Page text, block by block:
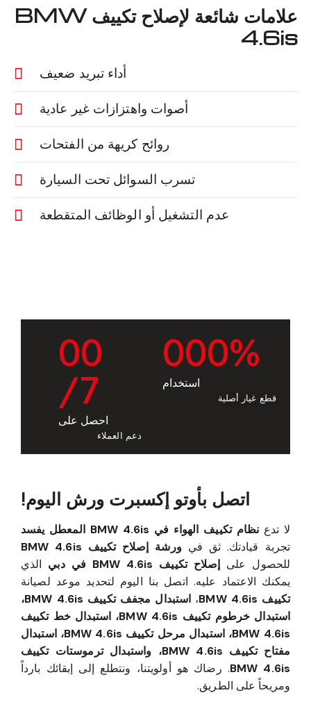
علامات شائعة لإصلاح تكييف BMW
4.6is
أداء تبريد ضعيف
أصوات واهتزازات غير عادية
روائح كريهة من الفتحات
تسرب السوائل تحت السيارة
عدم التشغيل أو الوظائف المتقطعة
000%
استخدام
قطع غيار أصلية
00
/7
احصل على
دعم العملاء
اتصل بأوتو إكسبرت ورش اليوم!
لا تدع نظام تكييف الهواء في BMW 4.6is المعطل يفسد
تجربة قيادتك. ثق فيورشة إصلاح تكييف BMW 4.6is
للحصول على إصلاح تكييف BMW 4.6is في دبي
الذي
يمكنك الاعتماد عليه. اتصل بنا اليوم لتحديد موعد لصيانة
تكييف BMW 4.6is
،
استبدال مجفف تكييف BMW 4.6is،
استبدال خرطوم تكييف BMW 4.6is، استبدال خط تكييف
BMW 4.6is، استبدال مرحل تكييف BMW 4.6is، استبدال
مفتاح تكييف BMW 4.6is، واستبدال ترموستات تكييف
BMW 4.6is. رضاك هو أولويتنا، ونتطلع إلى إبقائك بارداً
ومريحاً على الطريق.